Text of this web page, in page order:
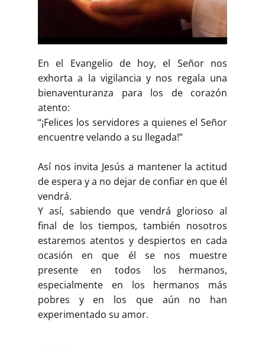
En el Evangelio de hoy, el Señor nos
exhorta a la vigilancia y nos regala una
bienaventuranza para los de corazón
atento:
“¡Felices los servidores a quienes el Señor
encuentre velando a su llegada!”
Así nos invita Jesús a mantener la actitud
de espera y a no dejar de confiar en que él
vendrá.
Y así, sabiendo que vendrá glorioso al
final de los tiempos, también nosotros
estaremos atentos y despiertos en cada
ocasión en que él se nos muestre
presente en todos los hermanos,
especialmente en los hermanos más
pobres y en los que aún no han
experimentado su amor.